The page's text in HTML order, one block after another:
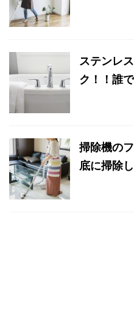
ステンレ
ク！！誰
掃除機の
底に掃除